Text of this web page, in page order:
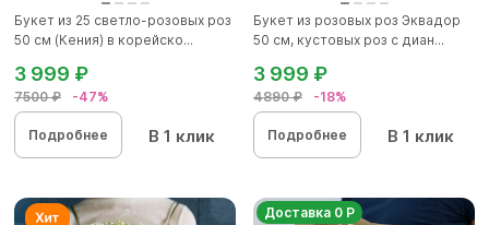
Букет из 25 светло-розовых роз
50 см (Кения) в корейско...
7500 ₽ -47%
3 999 ₽
Подробнее В 1 клик
Букет из розовых роз Эквадор
50 см, кустовых роз с диан...
4890 ₽ -18%
3 999 ₽
Подробнее В 1 клик
Доставка 0 Р